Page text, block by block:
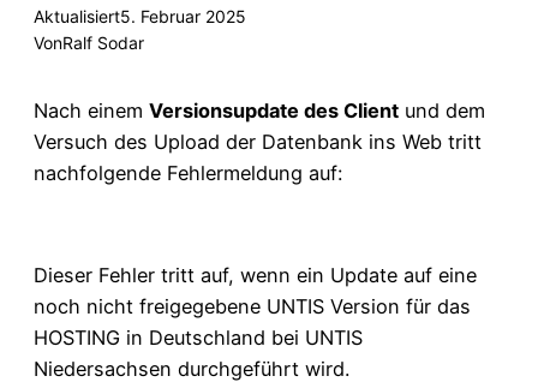
Aktualisiert5. Februar 2025
VonRalf Sodar
Nach einem Versionsupdate des Client und dem
Versuch des Upload der Datenbank ins Web tritt
nachfolgende Fehlermeldung auf:
Dieser Fehler tritt auf, wenn ein Update auf eine
noch nicht freigegebene UNTIS Version für das
HOSTING in Deutschland bei UNTIS
Niedersachsen durchgeführt wird.